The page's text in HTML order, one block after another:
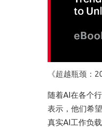
《超越瓶颈：
随着AI在各个
表示，他们希
真实AI工作负